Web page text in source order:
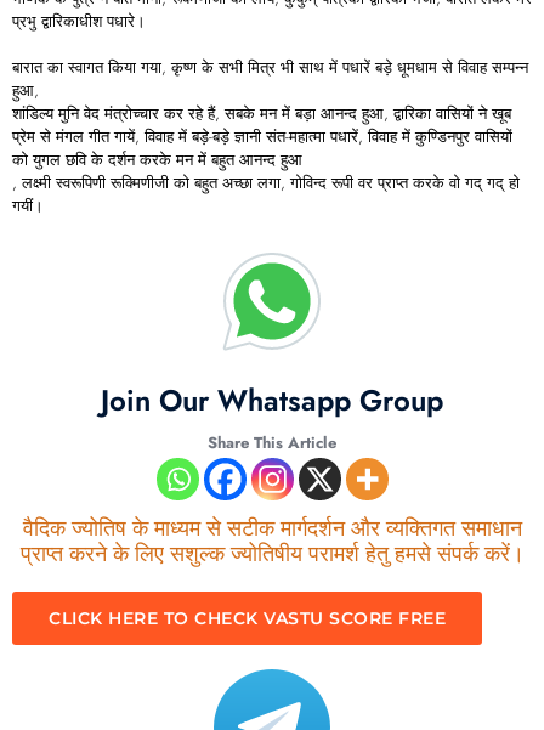
प्रभु द्वारिकाधीश पधारे।
बारात का स्वागत किया गया, कृष्ण के सभी मित्र भी साथ में पधारें बड़े धूमधाम से विवाह सम्पन्न
हुआ,
शांडिल्य मुनि वेद मंत्रोच्चार कर रहे हैं, सबके मन में बड़ा आनन्द हुआ, द्वारिका वासियों ने खूब
प्रेम से मंगल गीत गायें, विवाह में बड़े-बड़े ज्ञानी संत-महात्मा पधारें, विवाह में कुण्डिनपुर वासियों
को युगल छवि के दर्शन करके मन में बहुत आनन्द हुआ
, लक्ष्मी स्वरूपिणी रूक्मिणीजी को बहुत अच्छा लगा, गोविन्द रूपी वर प्राप्त करके वो गद् गद् हो
गयीं।
Join Our Whatsapp Group
Share This Article
वैदिक ज्योतिष के माध्यम से सटीक मार्गदर्शन और व्यक्तिगत समाधान
प्राप्त करने के लिए सशुल्क ज्योतिषीय परामर्श हेतु हमसे संपर्क करें।
CLICK HERE TO CHECK VASTU SCORE FREE